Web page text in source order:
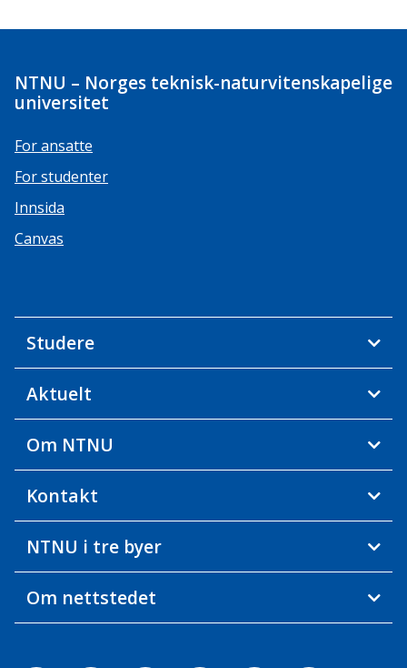
NTNU – Norges teknisk-naturvitenskapelige
universitet
For ansatte
For studenter
Innsida
Canvas
Studere
Aktuelt
Om NTNU
Kontakt
NTNU i tre byer
Om nettstedet